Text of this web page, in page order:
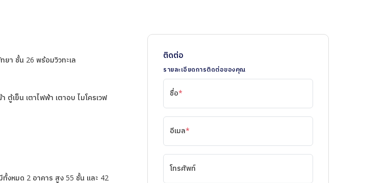
า ชั้น 26 พร้อมวิวทะเล
ตู้เย็น เตาไฟฟ้า เตาอบ ไมโครเวฟ
งหมด 2 อาคาร สูง 55 ชั้น และ 42
ติดต่อ
รายละเอียดการติดต่อของคุณ
ชื่อ*
อีเมล*
โทรศัพท์